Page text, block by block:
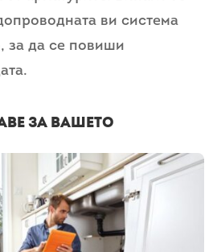
ви система
за да се повиши
за вашето